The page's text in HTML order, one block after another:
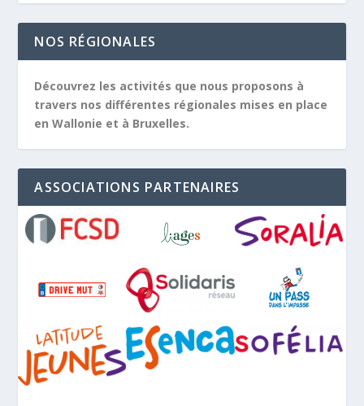
NOS RÉGIONALES
Découvrez les activités que nous proposons à
travers nos différentes régionales mises en place
en Wallonie et à Bruxelles.
ASSOCIATIONS PARTENAIRES